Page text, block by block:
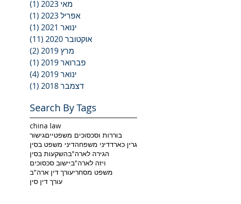
מאי 2023
(1)
אפריל 2023
(1)
ינואר 2021
(1)
אוקטובר 2020
(11)
מרץ 2019
(2)
פברואר 2019
(1)
ינואר 2019
(4)
דצמבר 2018
(1)
Search By Tags
china law
בוררות וסכסוכים משפטייםגישור
גרין כארדדיני משפחהדיני משפט בסין
הגירה לארה"בהשקעות בסין
ויזה לארה"ביישוב סכסוכים
משפט מסחריעורך דין ארה"ב
עורך דין סין